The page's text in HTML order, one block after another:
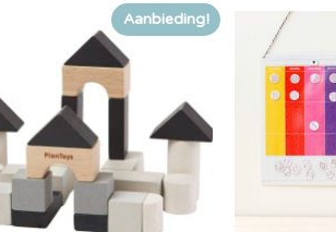
Aanbieding!